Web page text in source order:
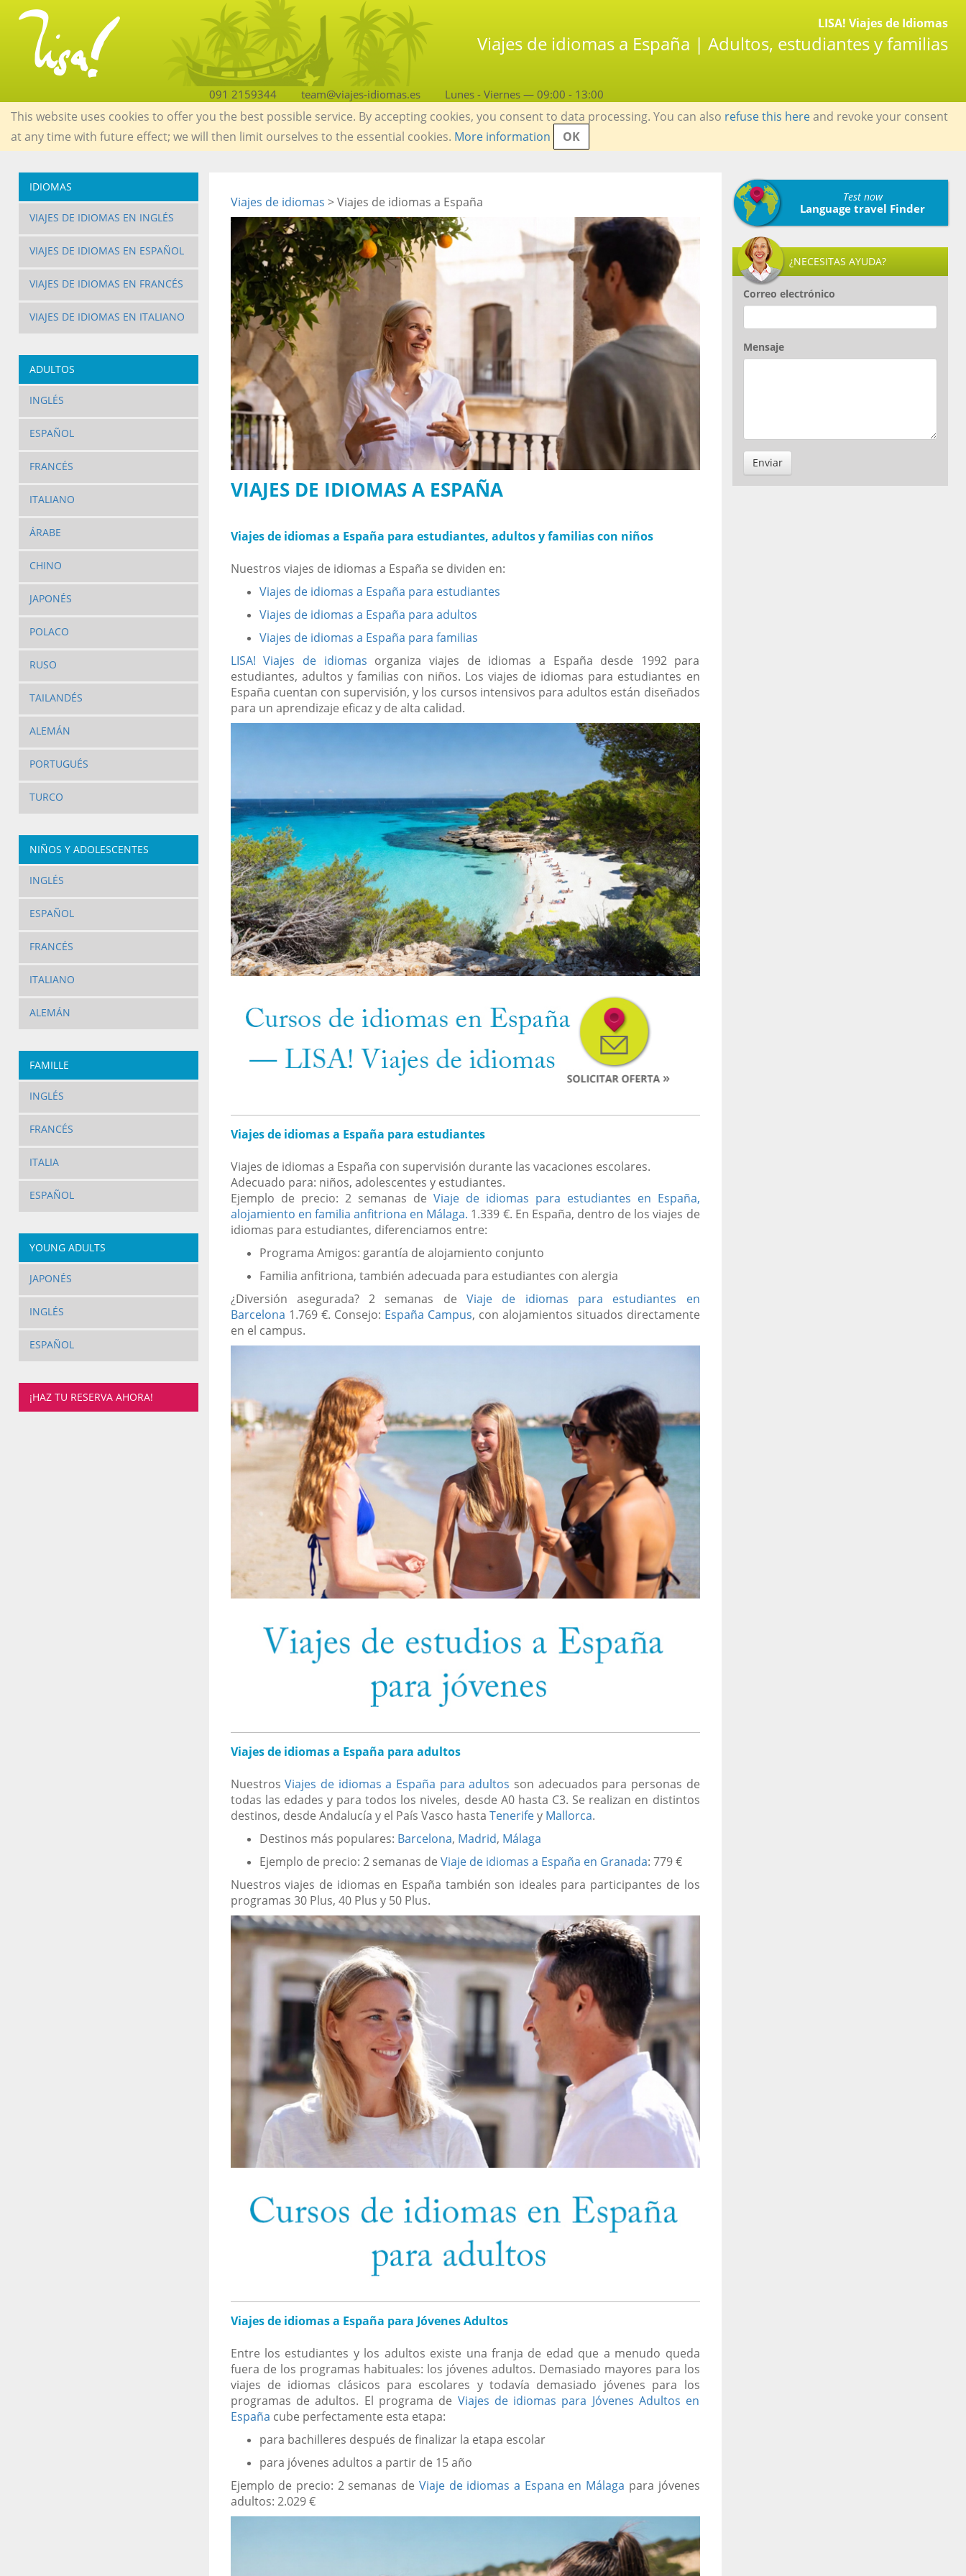
LISA! Viajes de Idiomas
Viajes de idiomas a España | Adultos, estudiantes y familias
091 2159344 team@viajes-idiomas.es Lunes - Viernes — 09:00 - 13:00
This website uses cookies to offer you the best possible service. By accepting cookies, you consent to data processing. You can also refuse this hereand revoke your consent
at any time with future effect; we will then limit ourselves to the essential cookies. More information OK
IDIOMAS
VIAJES DE IDIOMAS EN INGLÉS
VIAJES DE IDIOMAS EN ESPAÑOL
VIAJES DE IDIOMAS EN FRANCÉS
VIAJES DE IDIOMAS EN ITALIANO
ADULTOS
INGLÉS
ESPAÑOL
FRANCÉS
ITALIANO
ÁRABE
CHINO
JAPONÉS
POLACO
RUSO
TAILANDÉS
ALEMÁN
PORTUGUÉS
TURCO
NIÑOS Y ADOLESCENTES
INGLÉS
ESPAÑOL
FRANCÉS
ITALIANO
ALEMÁN
FAMILLE
INGLÉS
FRANCÉS
ITALIA
ESPAÑOL
YOUNG ADULTS
JAPONÉS
INGLÉS
ESPAÑOL
¡HAZ TU RESERVA AHORA!
Viajes de idiomas > Viajes de idiomas a España
VIAJES DE IDIOMAS A ESPAÑA
Viajes de idiomas a España para estudiantes, adultos y familias con niños
Nuestros viajes de idiomas a España se dividen en:
Viajes de idiomas a España para estudiantes
Viajes de idiomas a España para adultos
Viajes de idiomas a España para familias
LISA! Viajes de idiomas organiza viajes de idiomas a España desde 1992 para
estudiantes, adultos y familias con niños. Los viajes de idiomas para estudiantes en
España cuentan con supervisión, y los cursos intensivos para adultos están diseñados
para un aprendizaje eficaz y de alta calidad.
Viajes de idiomas a España para estudiantes
Viajes de idiomas a España con supervisión durante las vacaciones escolares.
Adecuado para: niños, adolescentes y estudiantes.
Ejemplo de precio: 2 semanas de Viaje de idiomas para estudiantes en España,
alojamiento en familia anfitriona en Málaga. 1.339 €. En España, dentro de los viajes de
idiomas para estudiantes, diferenciamos entre:
Programa Amigos: garantía de alojamiento conjunto
Familia anfitriona, también adecuada para estudiantes con alergia
¿Diversión asegurada? 2 semanas de Viaje de idiomas para estudiantes en
Barcelona 1.769 €. Consejo: España Campus, con alojamientos situados directamente
en el campus.
Viajes de idiomas a España para adultos
NuestrosViajes de idiomas a España para adultos son adecuados para personas de
todas las edades y para todos los niveles, desde A0 hasta C3. Se realizan en distintos
destinos, desde Andalucía y el País Vasco hasta Tenerifey Mallorca.
Destinos más populares: Barcelona, Madrid, Málaga
Ejemplo de precio: 2 semanas de Viaje de idiomas a España en Granada: 779 €
Nuestros viajes de idiomas en España también son ideales para participantes de los
programas 30 Plus, 40 Plus y 50 Plus.
Viajes de idiomas a España para Jóvenes Adultos
Entre los estudiantes y los adultos existe una franja de edad que a menudo queda
fuera de los programas habituales: los jóvenes adultos. Demasiado mayores para los
viajes de idiomas clásicos para escolares y todavía demasiado jóvenes para los
programas de adultos. El programa de Viajes de idiomas para Jóvenes Adultos en
España cube perfectamente esta etapa:
para bachilleres después de finalizar la etapa escolar
para jóvenes adultos a partir de 15 año
Ejemplo de precio: 2 semanas de Viaje de idiomas a Espana en Málaga para jóvenes
adultos: 2.029 €
Test now
Language travel Finder
¿NECESITAS AYUDA?
Correo electrónico
Mensaje
Enviar